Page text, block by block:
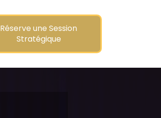
Réserve une Session
Stratégique